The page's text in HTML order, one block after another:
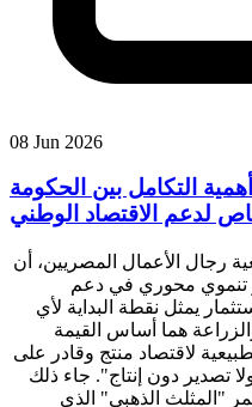
08 Jun 2026
التكامل بين الحكومة
لدعم الاقتصاد الوطني
رجال الأعمال المصريين، أن
تنموي محوري في دعم
يمثل نقطة البداية لأي
هما أساس القيمة
لاقتصاد منتج وقادر على
ولا تصدير دون إنتاج". جاء ذلك
"المثلث الذهبي" الذي